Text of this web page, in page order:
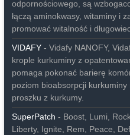
odpornościowego, są
łączą aminokwasy, witaminy i
promować witalność i
VIDAFY- Vidafy NANOFY,
krople kurkuminy z
pomaga pokonać barierę
poziom bioabsorpcji
proszku z kurkumy.
SuperPatch - Boost, Lumi,
Liberty, Ignite, Rem, Peace,